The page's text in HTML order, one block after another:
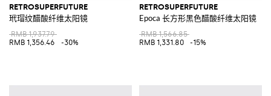
RETROSUPERFUTURE
玳瑁纹醋酸纤维太阳镜
RMB 1,937.79
RMB 1,356.46
-30%
RETROSUPERFUTURE
Epoca 长方形黑色醋酸纤维太阳镜
RMB 1,566.85
RMB 1,331.80
-15%